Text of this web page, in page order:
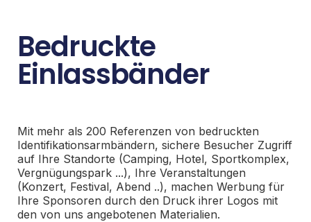
Bedruckte
Einlassbänder
Mit mehr als 200 Referenzen von bedruckten
Identifikationsarmbändern, sichere Besucher Zugriff
auf Ihre Standorte (Camping, Hotel, Sportkomplex,
Vergnügungspark ...), Ihre Veranstaltungen
(Konzert, Festival, Abend ..), machen Werbung für
Ihre Sponsoren durch den Druck ihrer Logos mit
den von uns angebotenen Materialien.